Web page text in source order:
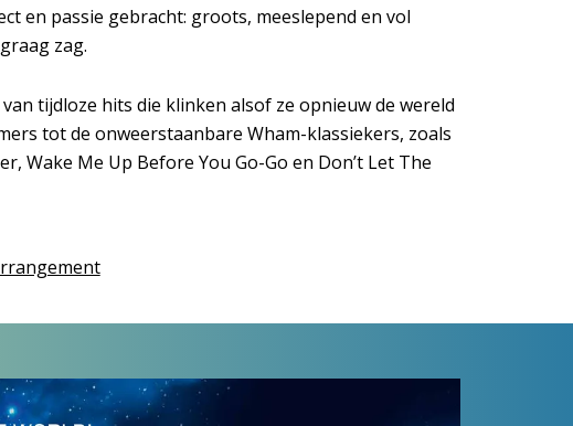
en passie gebracht: groots, meeslepend en vol
zag.
tijdloze hits die klinken alsof ze opnieuw de wereld
tot de onweerstaanbare Wham-klassiekers, zoals
Wake Me Up Before You Go-Go en Don’t Let The